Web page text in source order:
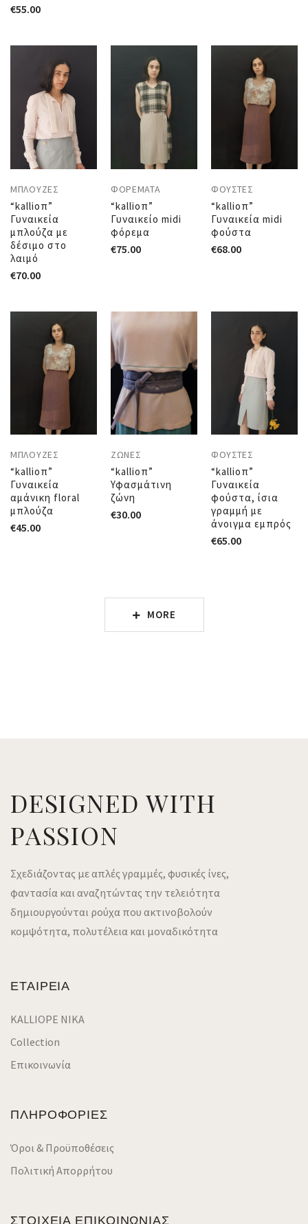
€55.00
ΜΠΛΟΎΖΕΣ
“kallioπ”
Γυναικεία
μπλούζα με
δέσιμο στο
λαιμό
€70.00
ΦΟΡΈΜΑΤΑ
“kallioπ”
Γυναικείο midi
φόρεμα
€75.00
ΦΟΎΣΤΕΣ
“kallioπ”
Γυναικεία midi
φούστα
€68.00
ΜΠΛΟΎΖΕΣ
“kallioπ”
Γυναικεία
αμάνικη floral
μπλούζα
€45.00
ΖΏΝΕΣ
“kallioπ”
Υφασμάτινη
ζώνη
€30.00
ΦΟΎΣΤΕΣ
“kallioπ”
Γυναικεία
φούστα, ίσια
γραμμή με
άνοιγμα εμπρός
€65.00
MORE
DESIGNED WITH
PASSION
Σχεδιάζοντας με απλές γραμμές, φυσικές ίνες,
φαντασία και αναζητώντας την τελειότητα
δημιουργούνται ρούχα που ακτινοβολούν
κομψότητα, πολυτέλεια και μοναδικότητα
ΕΤΑΙΡΕΙΑ
KALLIOPE NIKA
Collection
Επικοινωνία
ΠΛΗΡΟΦΟΡΙΕΣ
Όροι & Προϋποθέσεις
Πολιτική Απορρήτου
ΣΤΟΙΧΕΙΑ ΕΠΙΚΟΙΝΩΝΙΑΣ